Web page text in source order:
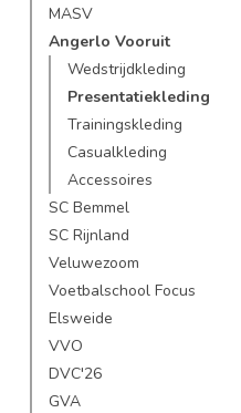
MASV
Angerlo Vooruit
Wedstrijdkleding
Presentatiekleding
Trainingskleding
Casualkleding
Accessoires
SC Bemmel
SC Rijnland
Veluwezoom
Voetbalschool Focus
Elsweide
VVO
DVC'26
GVA